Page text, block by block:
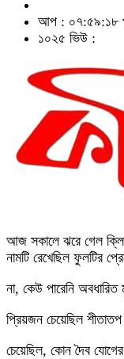
আপ : ০৭:৫৯:১৮
১০২৫ ভিউ :
আজ সকালে ঝরে গেল
নামটি রেখেছিল ফুলটির
না, কেউ পারেনি
প্রিয়জন চেয়েছিল
চেয়েছিল, কোন দৈব